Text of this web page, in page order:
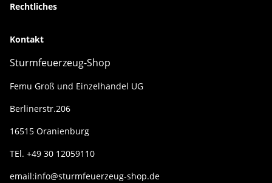
Rechtliches
Kontakt
Sturmfeuerzeug-Shop
Femu Groß und Einzelhandel UG
Berlinerstr.206
16515 Oranienburg
TEl. +49 30 12059110
email:info@sturmfeuerzeug-shop.de